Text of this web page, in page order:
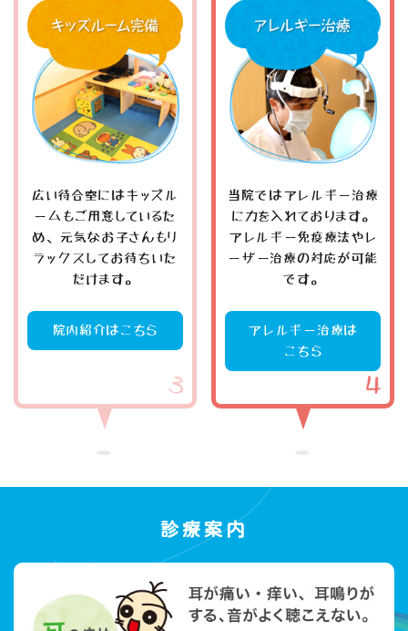
広い待合室にはキッズル
ームもご用意しているた
め、元気なお子さんもリ
ラックスしてお待ちいた
だけます。
院内紹介はこちら
当院ではアレルギー治療
に力を入れております。
アレルギー免疫療法やレ
ーザー治療の対応が可能
です。
アレルギー治療は
こちら
診療案内